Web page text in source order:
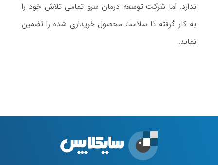
ندارد. اما شرکت توسعه درمان سرو تمامی تلاش خود را
به کار گرفته تا سلامت محصول خریداری شده را تضمین
نماید.